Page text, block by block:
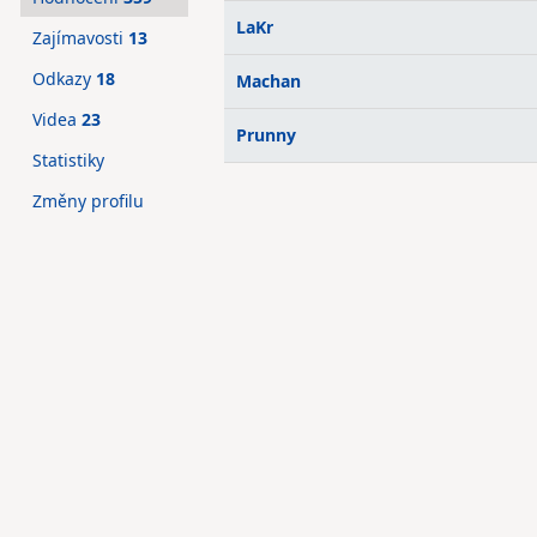
LaKr
Machan
Prunny
Zajímavosti 13
Odkazy 18
Videa 23
Statistiky
Změny profilu